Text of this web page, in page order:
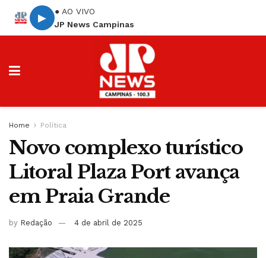
▶
● AO VIVO
JP News Campinas
Home Política
Novo complexo turístico
Litoral Plaza Port avança
em Praia Grande
by Redação 4 de abril de 2025